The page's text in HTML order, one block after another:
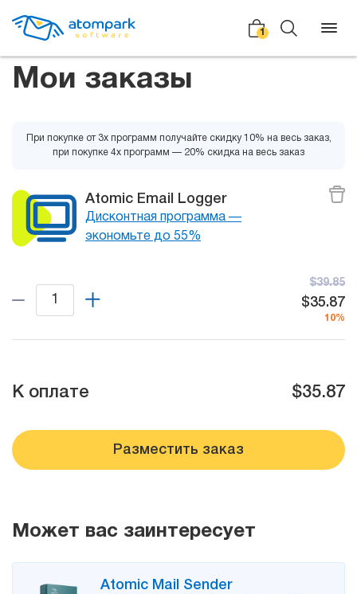
Назад
массовой
рассылки
Atomic Tracker
адресов
Назад
HLR
Viber
Назад
Мы в социальных сетях
Справка
Договор оферты
1
Мои заказы
При покупке от 3х программ получайте скидку 10% на весь заказ,
при покупке 4х программ — 20% скидка на весь заказ
Atomic Email Logger
Дисконтная программа —
экономьте до 55%
$39.85
$35.87
10%
К оплате $35.87
Разместить заказ
Может вас заинтересует
Atomic Mail Sender